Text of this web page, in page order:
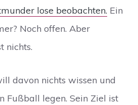
lose beobachten. Ein
Noch offen. Aber
nichts.
davon nichts wissen und
Fußball legen. Sein Ziel ist